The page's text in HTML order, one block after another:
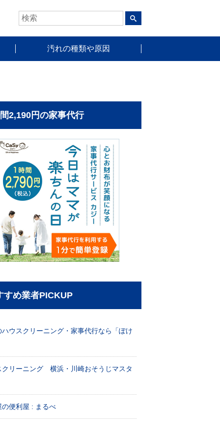
汚れの種類や原因
2,190円の家事代行
すめ業者PICKUP
ハウスクリーニング・家事代行なら「ぽけ
クリーニング 横浜・川崎おそうじマスタ
の便利屋 : まるべ